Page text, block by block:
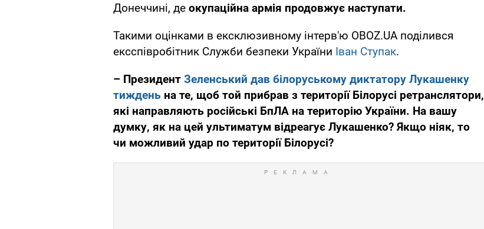
Донеччині, де окупаційна армія продовжує наступати.
Такими оцінками в ексклюзивному інтерв'ю OBOZ.UA поділився
ексспівробітник Служби безпеки України Іван Ступак.
– Президент Зеленський дав білоруському диктатору Лукашенку
тиждень на те, щоб той прибрав з території Білорусі ретранслятори,
які направляють російські БпЛА на територію України. На вашу
думку, як на цей ультиматум відреагує Лукашенко? Якщо ніяк, то
чи можливий удар по території Білорусі?